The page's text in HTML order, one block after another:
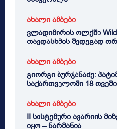
ახალი ამბები
ვლადიმირის ოლქში
თავდასხმის შედეგად
ახალი ამბები
გიორგი ბურჯანაძე:
საქართველოში 18
ახალი ამბები
II სისტემური ავარიის
იყო – ნარმანია